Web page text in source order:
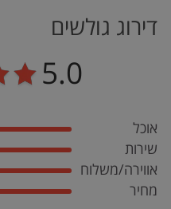
דירוג גולשים
5.0
אוכל
שירות
אווירה/משלוח
מחיר